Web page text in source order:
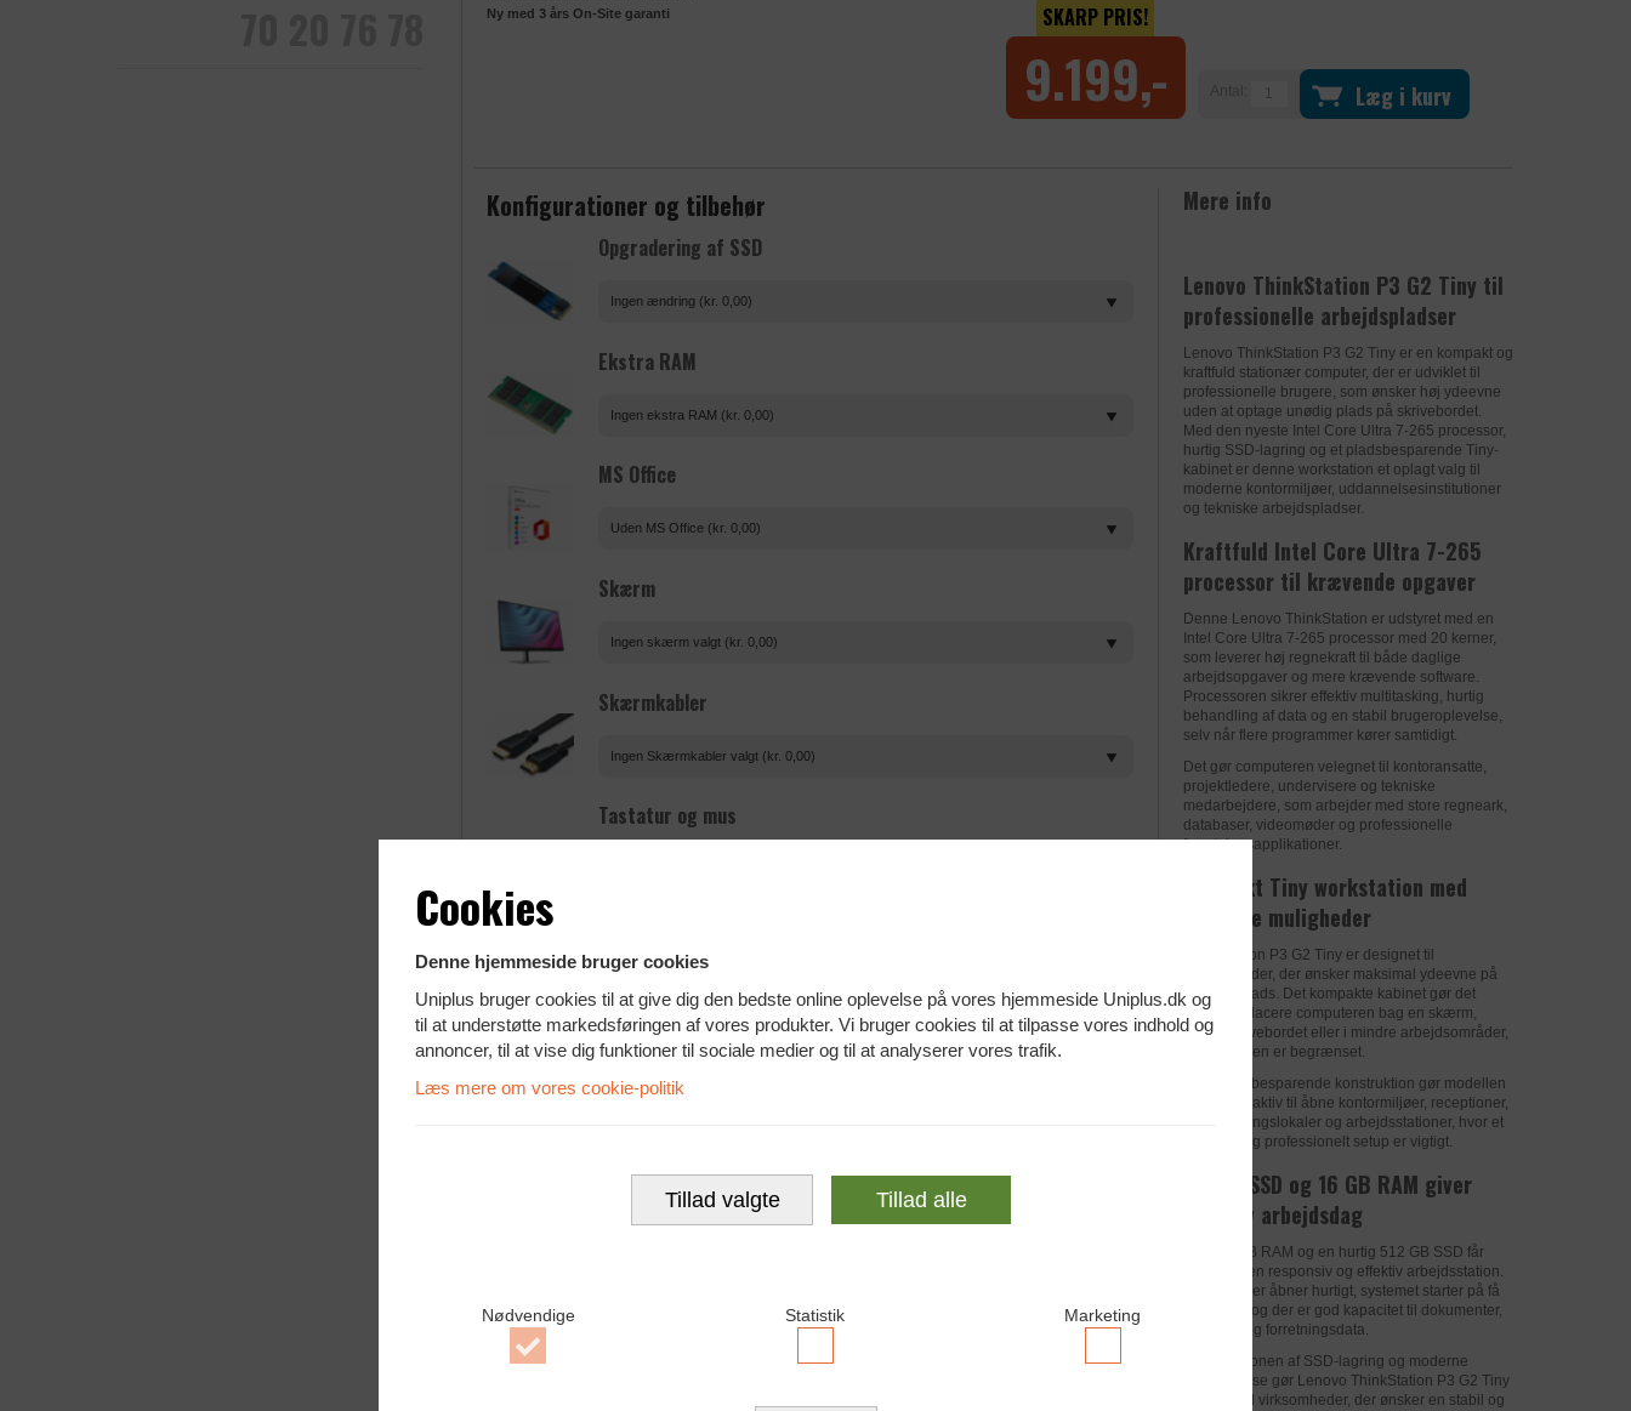
Cookies
Denne hjemmeside bruger cookies
Uniplus bruger cookies til at give dig den bedste online oplevelse på vores hjemmeside Uniplus.dk og
til at understøtte markedsføringen af vores produkter. Vi bruger cookies til at tilpasse vores indhold og
annoncer, til at vise dig funktioner til sociale medier og til at analyserer vores trafik.
Læs mere om vores cookie-politik
Tillad valgte Tillad alle
Nødvendige Statistik Marketing
SKARP PRIS!
9.199,- Læg i kurv
Ny med 3 års On-Site garanti
Konfigurationer og tilbehør
Opgradering af SSD
Ingen ændring (kr. 0,00)
Ekstra RAM
Ingen ekstra RAM (kr. 0,00)
MS Office
Uden MS Office (kr. 0,00)
Skærm
Ingen skærm valgt (kr. 0,00)
Skærmkabler
Ingen Skærmkabler valgt (kr. 0,00)
Tastatur og mus
Windows Autopilot
Ingen ændring (kr. 0,00)
Mere info
Lenovo ThinkStation P3 G2 Tiny til
professionelle arbejdspladser
Lenovo ThinkStation P3 G2 Tiny er en kompakt og
kraftfuld stationær computer, der er udviklet til
professionelle brugere, som ønsker høj ydeevne
uden at optage unødig plads på skrivebordet.
Med den nyeste Intel Core Ultra 7-265 processor,
hurtig SSD-lagring og et pladsbesparende Tiny-
kabinet er denne workstation et oplagt valg til
moderne kontormiljøer, uddannelsesinstitutioner
og tekniske arbejdspladser.
Kraftfuld Intel Core Ultra 7-265
processor til krævende opgaver
Denne Lenovo ThinkStation er udstyret med en
Intel Core Ultra 7-265 processor med 20 kerner,
som leverer høj regnekraft til både daglige
arbejdsopgaver og mere krævende software.
Processoren sikrer effektiv multitasking, hurtig
behandling af data og en stabil brugeroplevelse,
selv når flere programmer kører samtidigt.
Det gør computeren velegnet til kontoransatte,
projektledere, undervisere og tekniske
medarbejdere, som arbejder med store regneark,
databaser, videomøder og professionelle
forretningsapplikationer.
Kompakt Tiny workstation med
fleksible muligheder
ThinkStation P3 G2 Tiny er designet til
virksomheder, der ønsker maksimal ydeevne på
minimal plads. Det kompakte kabinet gør det
muligt at placere computeren bag en skærm,
under skrivebordet eller i mindre arbejdsområder,
hvor pladsen er begrænset.
Den pladsbesparende konstruktion gør modellen
særligt attraktiv til åbne kontormiljøer, receptioner,
undervisningslokaler og arbejdsstationer, hvor et
ryddeligt og professionelt setup er vigtigt.
Hurtig SSD og 16 GB RAM giver
effektiv arbejdsdag
Med 16 GB RAM og en hurtig 512 GB SSD får
brugeren en responsiv og effektiv arbejdsstation.
Programmer åbner hurtigt, systemet starter på få
sekunder, og der er god kapacitet til dokumenter,
projekter og forretningsdata.
Kombinationen af SSD-lagring og moderne
hukommelse gør Lenovo ThinkStation P3 G2 Tiny
velegnet til virksomheder, der ønsker en stabil og